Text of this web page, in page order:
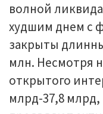
волной
худшим днем с
закрыты
млн. Несмотря
открытого
млрд-37,8 млрд,